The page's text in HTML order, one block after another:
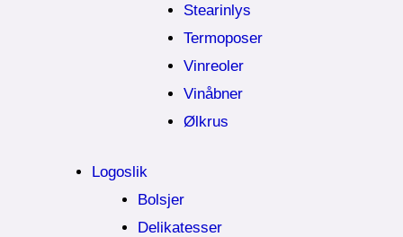
Stearinlys
Termoposer
Vinreoler
Vinåbner
Ølkrus
Logoslik
Bolsjer
Delikatesser